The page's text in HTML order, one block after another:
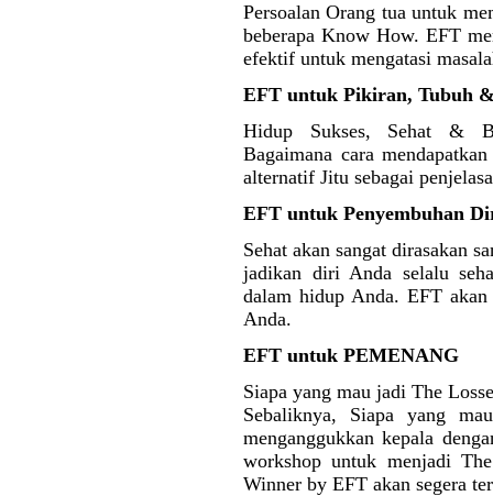
Persoalan Orang tua untuk
beberapa Know How. EFT
efektif untuk mengatasi
EFT untuk Pikiran, Tubuh
Hidup Sukses, Sehat &
Bagaimana cara
alternatif Jitu sebagai
EFT untuk Penyembuhan
Sehat akan sangat dirasakan
jadikan diri Anda selalu
dalam hidup Anda. EFT akan
Anda.
EFT untuk PEMENANG
Siapa yang mau jadi The
Sebaliknya, Siapa yang
menganggukkan kepala
workshop untuk menjadi
Winner by EFT akan segera